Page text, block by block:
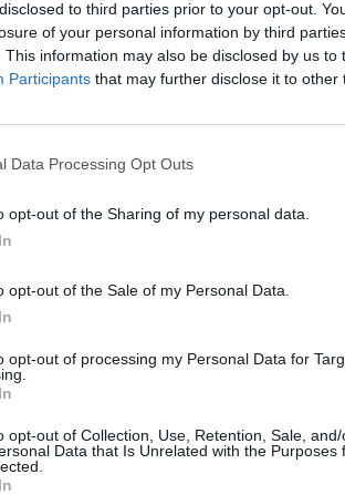
to third parties prior to your opt-out.
of your personal information by third
This information may also be disclosed by us to
Participants that may further disclose it to other
Data Processing Opt Outs
opt-out of the Sharing of my personal data.
opt-out of the Sale of my Personal Data.
opt-out of processing my Personal Data for
opt-out of Collection, Use, Retention, Sale,
Data that Is Unrelated with the Purposes
stopover dans certains pays.
soit le temps total du 1er
car encore faut-il se rendre à
de vol direct depuis Paris.
court qu’AIR FRANCE avec escale,
11 novembre 2013 - 16 h
le flottement chez LH depuis le
chez EK